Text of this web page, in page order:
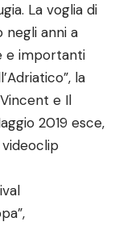
La voglia di
anni a
e importanti
la
e Il
2019 esce,
videoclip